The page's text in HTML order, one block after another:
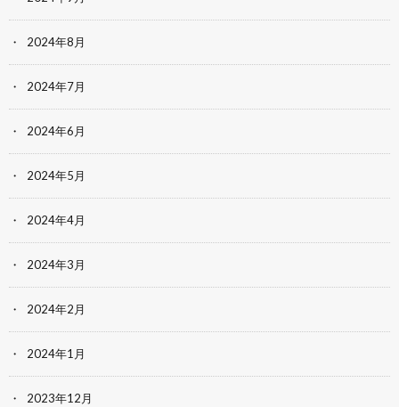
2024年8月
2024年7月
2024年6月
2024年5月
2024年4月
2024年3月
2024年2月
2024年1月
2023年12月